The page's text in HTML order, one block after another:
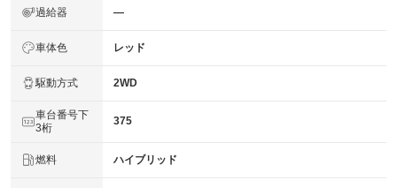
過給器 ―
車体色 レッド
駆動方式 2WD
車台番号下
3桁
375
燃料 ハイブリッド